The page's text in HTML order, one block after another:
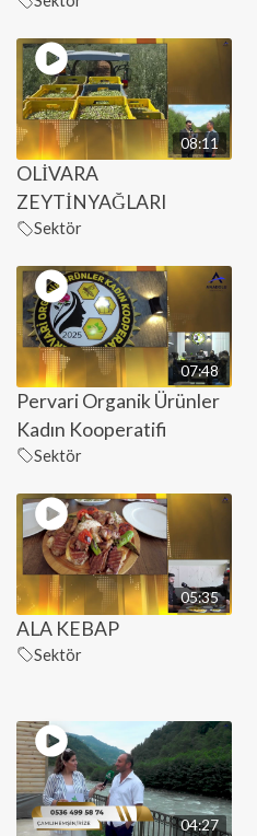
08:11
OLİVARA
ZEYTİNYAĞLARI
Sektör
07:48
Pervari Organik Ürünler
Kadın Kooperatifi
Sektör
05:35
ALA KEBAP
Sektör
04:27